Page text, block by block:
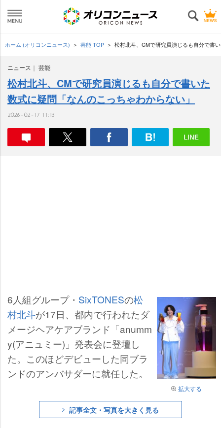
ホーム (オリコンニュース) 芸能 TOP 松村北斗、CMで研究員演じるも自分で書
ニュース 芸能
松村北斗、CMで研究員演じるも自分で書いた
数式に疑問「なんのこっちゃわからない」
2026-02-17 11:13
拡大する
6人組グループ・ SixTONESの松
村北斗が17日、都内で行われたダ
メージヘアケアブランド「anumm
y(アニュミー)」発表会に登壇し
た。このほどデビューした同ブラ
ンドのアンバサダーに就任した。
記事全文・写真を大きく見る